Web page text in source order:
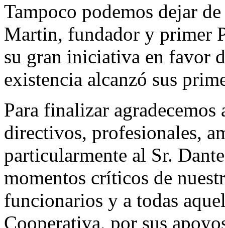
Tampoco podemos dejar
Martin, fundador y primer
su gran iniciativa en favor
existencia alcanzó sus
Para finalizar
directivos, profesionales,
particularmente al Sr.
momentos críticos de
funcionarios y a todas
Cooperativa, por sus